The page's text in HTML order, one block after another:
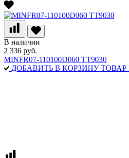
В наличии
2 336 руб.
MINFR07-110100D060 TT9030
ДОБАВИТЬ В КОРЗИНУ ТОВАР